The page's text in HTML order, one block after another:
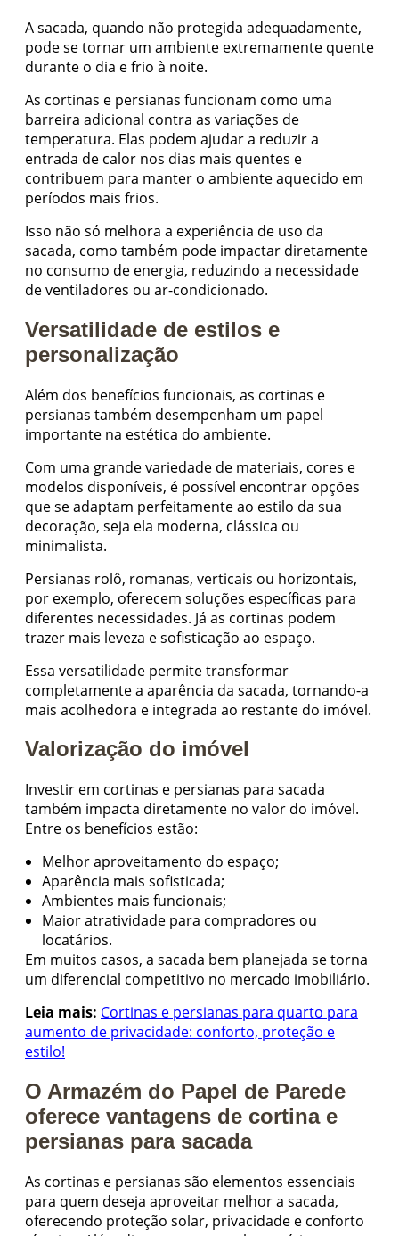
A sacada, quando não protegida adequadamente,
pode se tornar um ambiente extremamente quente
durante o dia e frio à noite.
As cortinas e persianas funcionam como uma
barreira adicional contra as variações de
temperatura. Elas podem ajudar a reduzir a
entrada de calor nos dias mais quentes e
contribuem para manter o ambiente aquecido em
períodos mais frios.
Isso não só melhora a experiência de uso da
sacada, como também pode impactar diretamente
no consumo de energia, reduzindo a necessidade
de ventiladores ou ar-condicionado.
Versatilidade de estilos e
personalização
Além dos benefícios funcionais, as cortinas e
persianas também desempenham um papel
importante na estética do ambiente.
Com uma grande variedade de materiais, cores e
modelos disponíveis, é possível encontrar opções
que se adaptam perfeitamente ao estilo da sua
decoração, seja ela moderna, clássica ou
minimalista.
Persianas rolô, romanas, verticais ou horizontais,
por exemplo, oferecem soluções específicas para
diferentes necessidades. Já as cortinas podem
trazer mais leveza e sofisticação ao espaço.
Essa versatilidade permite transformar
completamente a aparência da sacada, tornando-a
mais acolhedora e integrada ao restante do imóvel.
Valorização do imóvel
Investir em cortinas e persianas para sacada
também impacta diretamente no valor do imóvel.
Entre os benefícios estão:
Melhor aproveitamento do espaço;
Aparência mais sofisticada;
Ambientes mais funcionais;
Maior atratividade para compradores ou
locatários.
Em muitos casos, a sacada bem planejada se torna
um diferencial competitivo no mercado imobiliário.
Leia mais: Cortinas e persianas para quarto para
aumento de privacidade: conforto, proteção e
estilo!
O Armazém do Papel de Parede
oferece vantagens de cortina e
persianas para sacada
As cortinas e persianas são elementos essenciais
para quem deseja aproveitar melhor a sacada,
oferecendo proteção solar, privacidade e conforto